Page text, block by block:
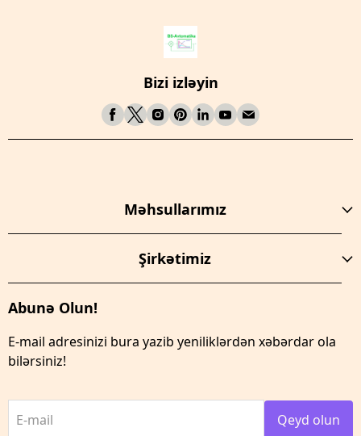
Bizi izləyin
Məhsullarımız
Şirkətimiz
Abunə Olun!
E-mail adresinizi bura yazib yeniliklərdən xəbərdar ola
bilərsiniz!
E-mail Qeyd olun